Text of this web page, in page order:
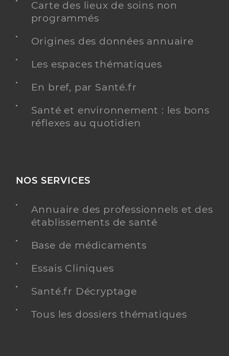
Carte des lieux de soins non
programmés
Origines des données annuaire
Les espaces thématiques
En bref, par Santé.fr
Santé et environnement : les bons
réflexes au quotidien
NOS SERVICES
Annuaire des professionnels et des
établissements de santé
Base de médicaments
Essais Cliniques
Santé.fr Décryptage
Tous les dossiers thématiques